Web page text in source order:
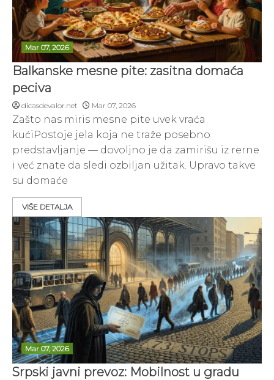
Mar 07, 2026
Balkanske mesne pite: zasitna domaća
peciva
dicasdevalor.net Mar 07, 2026
Zašto nas miris mesne pite uvek vraća
kućiPostoje jela koja ne traže posebno
predstavljanje — dovoljno je da zamirišu iz rerne
i već znate da sledi ozbiljan užitak. Upravo takve
su domaće
VIŠE DETALJA
Mar 07, 2026
Srpski javni prevoz: Mobilnost u gradu